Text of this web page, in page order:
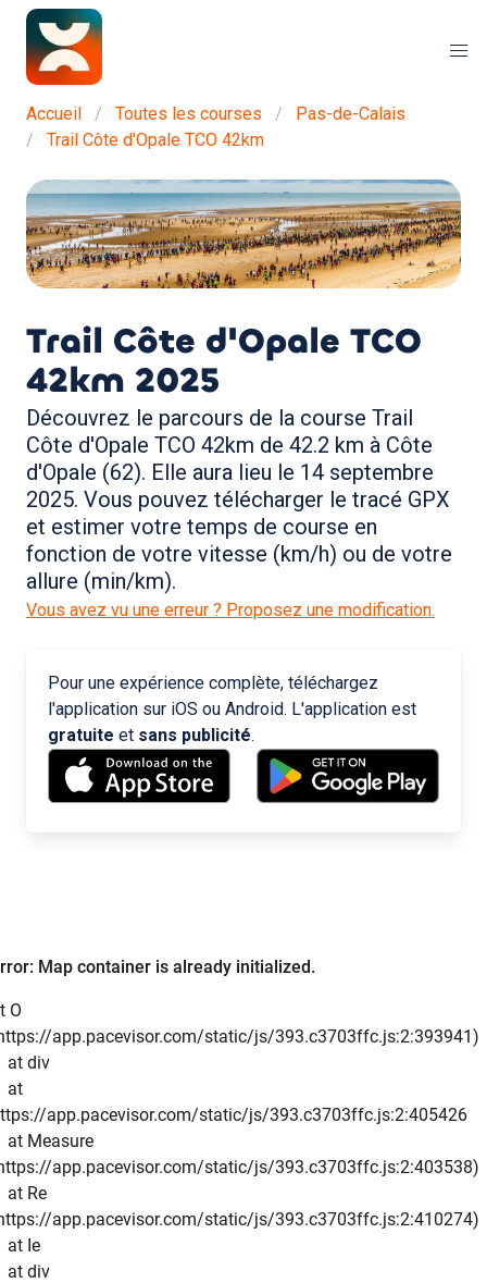
Accueil Toutes les courses
Pas-de-Calais
Trail Côte d'Opale TCO 42km
Trail Côte d'Opale TCO
42km 2025
Découvrez le parcours de la course Trail
Côte d'Opale TCO 42km de 42.2 km à Côte
d'Opale (62). Elle aura lieu le 14 septembre
2025. Vous pouvez télécharger le tracé GPX
et estimer votre temps de course en
fonction de votre vitesse (km/h) ou de votre
allure (min/km).
Vous avez vu une erreur ? Proposez une modification.
Pour une expérience complète, téléchargez
l'application sur iOS ou Android. L'application est
gratuite et sans publicité.